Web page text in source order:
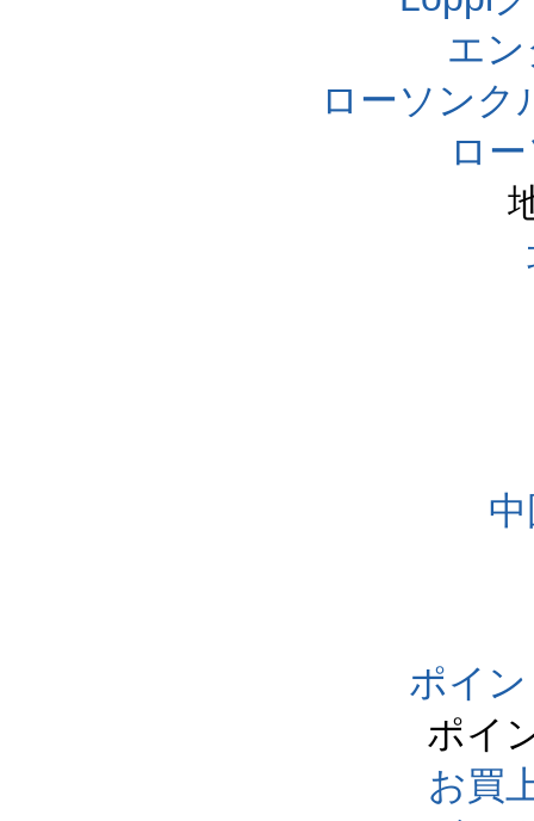
エ
ローソンク
ロ
ポイ
ポイ
お買